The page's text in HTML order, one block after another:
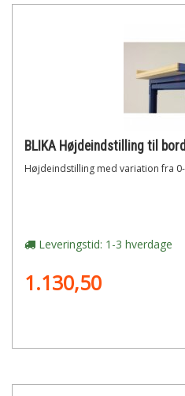
BLIKA Højdeindstilling til
Højdeindstilling med variation fra
Leveringstid: 1-3 hverdage
1.130,50